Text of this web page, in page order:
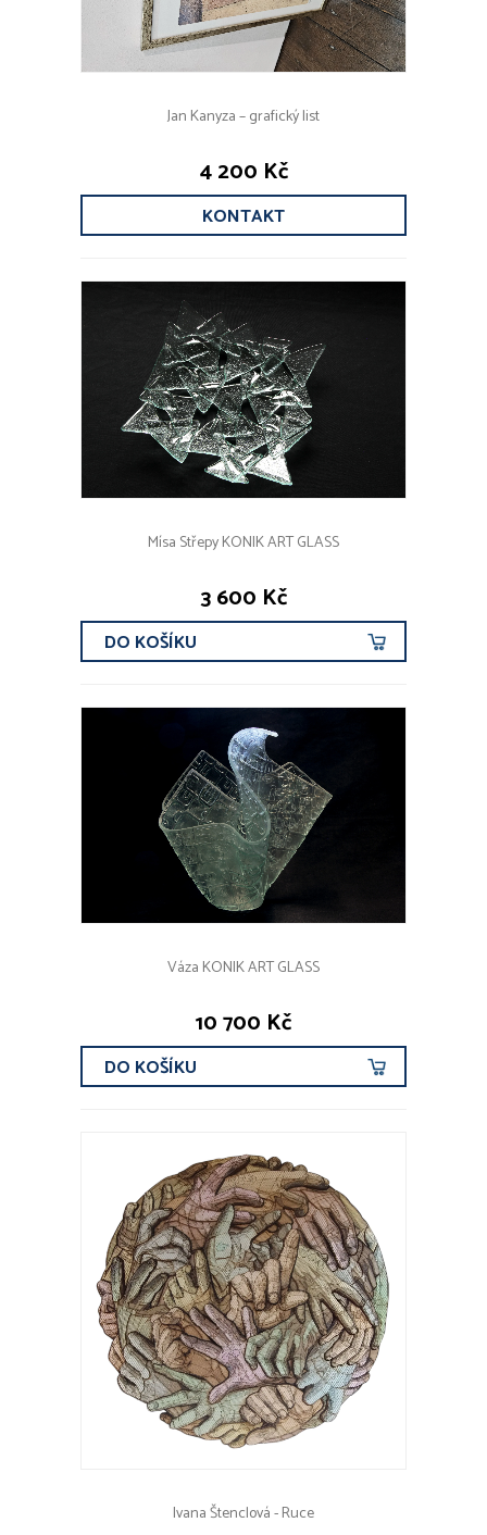
Jan Kanyza – grafický list
4 200 Kč
KONTAKT
Mísa Střepy KONIK ART GLASS
3 600 Kč
DO KOŠÍKU
Váza KONIK ART GLASS
10 700 Kč
DO KOŠÍKU
Ivana Štenclová - Ruce